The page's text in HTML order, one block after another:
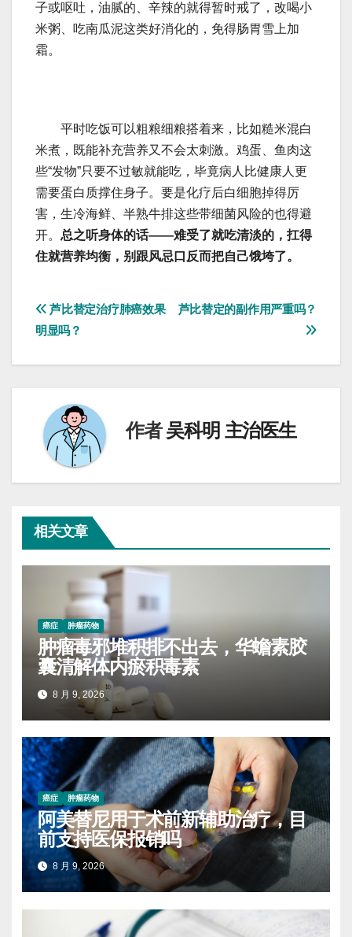
子或呕吐，油腻的、辛辣的就得暂时戒了，改喝小
米粥、吃南瓜泥这类好消化的，免得肠胃雪上加
霜。
平时吃饭可以粗粮细粮搭着来，比如糙米混白
米煮，既能补充营养又不会太刺激。鸡蛋、鱼肉这
些“发物”只要不过敏就能吃，毕竟病人比健康人更
需要蛋白质撑住身子。要是化疗后白细胞掉得厉
害，生冷海鲜、半熟牛排这些带细菌风险的也得避
开。 总之听身体的话——难受了就吃清淡的，扛得
住就营养均衡，别跟风忌口反而把自己饿垮了。
文
章
航
芦比替定的副作用严重吗？
芦比替定治疗肺癌效果
明显吗？
作者吴科明 主治医生
相关文章
癌症 肿瘤药物
肿瘤毒邪堆积排不出去，华蟾素胶
囊清解体内瘀积毒素
8 月 9, 2026
癌症 肿瘤药物
阿美替尼用于术前新辅助治疗，目
前支持医保报销吗
8 月 9, 2026